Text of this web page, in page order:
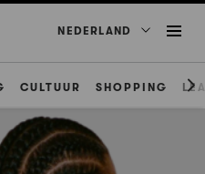
NEDERLAND
CULTUUR SHOPPING